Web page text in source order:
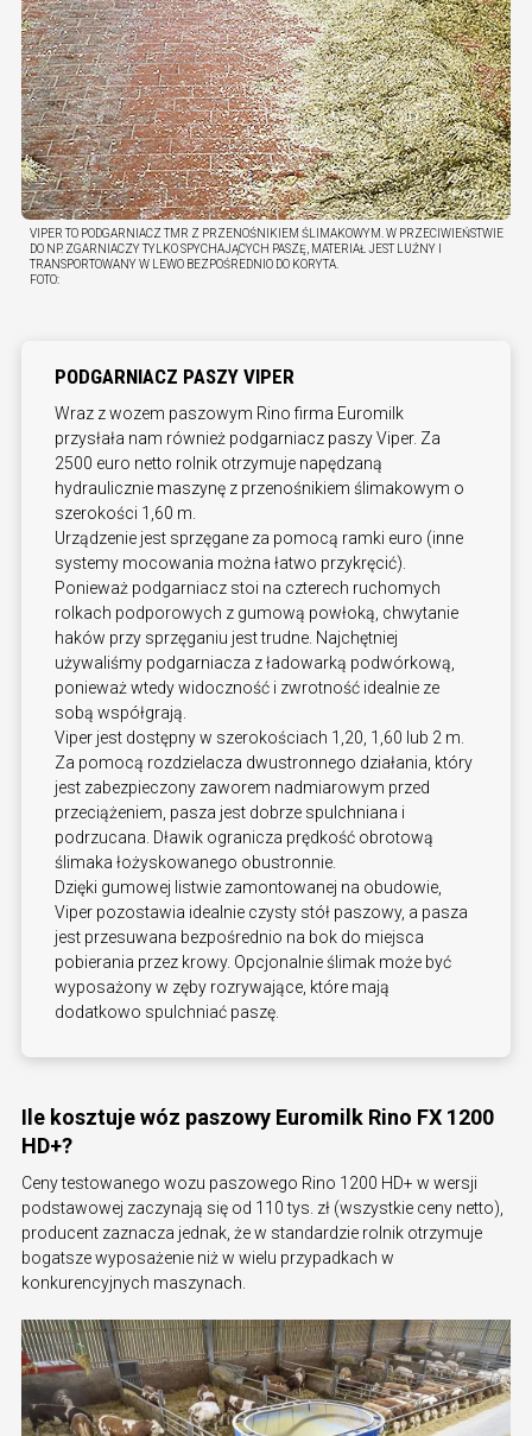
VIPER TO PODGARNIACZ TMR Z PRZENOŚNIKIEM ŚLIMAKOWYM. W PRZECIWIEŃSTWIE
DO NP. ZGARNIACZY TYLKO SPYCHAJĄCYCH PASZĘ, MATERIAŁ JEST LUŹNY I
TRANSPORTOWANY W LEWO BEZPOŚREDNIO DO KORYTA.
FOTO:
PODGARNIACZ PASZY VIPER
Wraz z wozem paszowym Rino firma Euromilk
przysłała nam również podgarniacz paszy Viper. Za
2500 euro netto rolnik otrzymuje napędzaną
hydraulicznie maszynę z przenośnikiem ślimakowym o
szerokości 1,60 m.
Urządzenie jest sprzęgane za pomocą ramki euro (inne
systemy mocowania można łatwo przykręcić).
Ponieważ podgarniacz stoi na czterech ruchomych
rolkach podporowych z gumową powłoką, chwytanie
haków przy sprzęganiu jest trudne. Najchętniej
używaliśmy podgarniacza z ładowarką podwórkową,
ponieważ wtedy widoczność i zwrotność idealnie ze
sobą współgrają.
Viper jest dostępny w szerokościach 1,20, 1,60 lub 2 m.
Za pomocą rozdzielacza dwustronnego działania, który
jest zabezpieczony zaworem nadmiarowym przed
przeciążeniem, pasza jest dobrze spulchniana i
podrzucana. Dławik ogranicza prędkość obrotową
ślimaka łożyskowanego obustronnie.
Dzięki gumowej listwie zamontowanej na obudowie,
Viper pozostawia idealnie czysty stół paszowy, a pasza
jest przesuwana bezpośrednio na bok do miejsca
pobierania przez krowy. Opcjonalnie ślimak może być
wyposażony w zęby rozrywające, które mają
dodatkowo spulchniać paszę.
Ile kosztuje wóz paszowy Euromilk Rino FX 1200
HD+?
Ceny testowanego wozu paszowego Rino 1200 HD+ w wersji
podstawowej zaczynają się od 110 tys. zł (wszystkie ceny netto),
producent zaznacza jednak, że w standardzie rolnik otrzymuje
bogatsze wyposażenie niż w wielu przypadkach w
konkurencyjnych maszynach.